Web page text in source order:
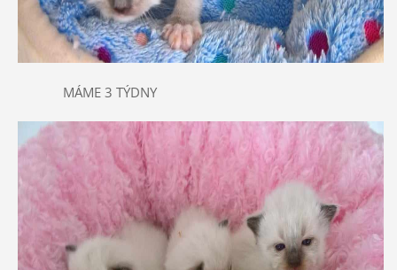
MÁME 3 TÝDNY